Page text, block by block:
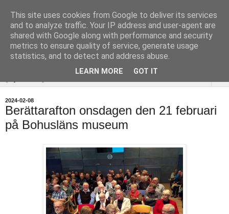
Uddevalla
Hembygdsförening
2024-02-08
Berättarafton onsdagen den 21 februari
på Bohusläns museum
This site uses cookies from Google to deliver its services
and to analyze traffic. Your IP address and user-agent are
shared with Google along with performance and security
metrics to ensure quality of service, generate usage
statistics, and to detect and address abuse.
LEARN MORE GOT IT